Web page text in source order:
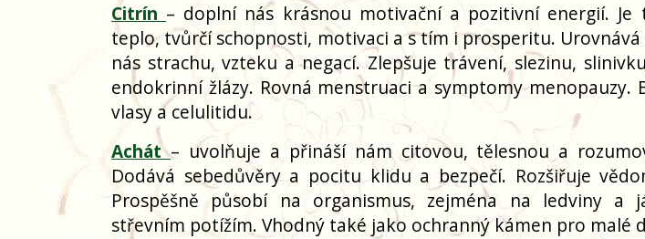
Citrín – doplní nás krásnou motivační a pozitivní energií. Je
teplo, tvůrčí schopnosti, motivaci a s tím i prosperitu.
nás strachu, vzteku a negací. Zlepšuje trávení, slezinu,
endokrinní žlázy. Rovná menstruaci a symptomy menopauzy.
vlasy a celulitidu.
Achát– uvolňuje a přináší nám citovou, tělesnou a
Dodává sebedůvěry a pocitu klidu a bezpečí. Rozšiřuje
Prospěšně působí na organismus, zejména na ledviny a
střevním potížím. Vhodný také jako ochranný kámen pro malé